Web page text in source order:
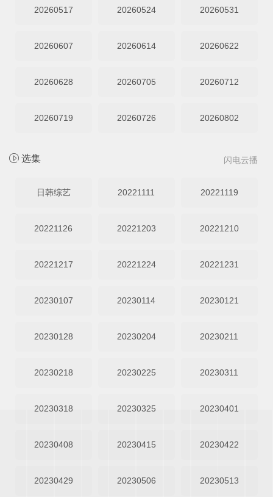
20260517 20260524 20260531
20260607 20260614 20260622
20260628 20260705 20260712
20260719 20260726 20260802
闪电云播
选集
日韩综艺 20221111 20221119
20221126 20221203 20221210
20221217 20221224 20221231
20230107 20230114 20230121
20230128 20230204 20230211
20230218 20230225 20230311
20230318 20230325 20230401
20230408 20230415 20230422
20230429 20230506 20230513